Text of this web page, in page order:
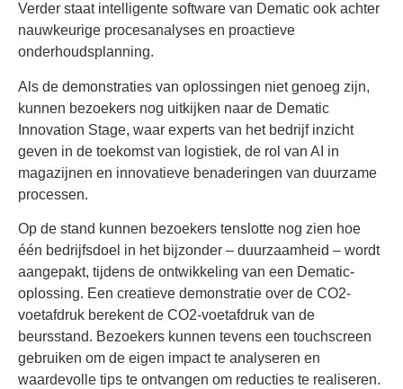
Verder staat intelligente software van Dematic ook achter
nauwkeurige procesanalyses en proactieve
onderhoudsplanning.
Als de demonstraties van oplossingen niet genoeg zijn,
kunnen bezoekers nog uitkijken naar de Dematic
Innovation Stage, waar experts van het bedrijf inzicht
geven in de toekomst van logistiek, de rol van AI in
magazijnen en innovatieve benaderingen van duurzame
processen.
Op de stand kunnen bezoekers tenslotte nog zien hoe
één bedrijfsdoel in het bijzonder – duurzaamheid – wordt
aangepakt, tijdens de ontwikkeling van een Dematic-
oplossing. Een creatieve demonstratie over de CO2-
voetafdruk berekent de CO2-voetafdruk van de
beursstand. Bezoekers kunnen tevens een touchscreen
gebruiken om de eigen impact te analyseren en
waardevolle tips te ontvangen om reducties te realiseren.